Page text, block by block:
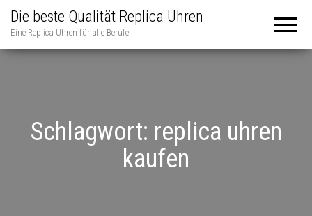
Die beste Qualität Replica Uhren
Eine Replica Uhren für alle Berufe
Schlagwort: replica uhren
kaufen